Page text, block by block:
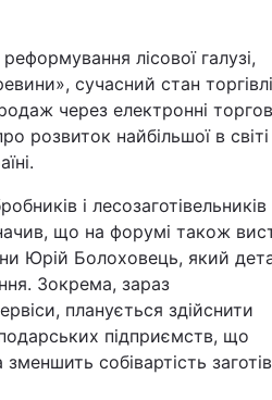
Фотобанк
лісової галузі,
сучасний стан
через електронні
розвиток найбільшої в світі
і лесозаготівельників
що на форумі також
Юрій Болоховець, який
Зокрема, зараз
планується здійснити
підприємств, що
собівартість